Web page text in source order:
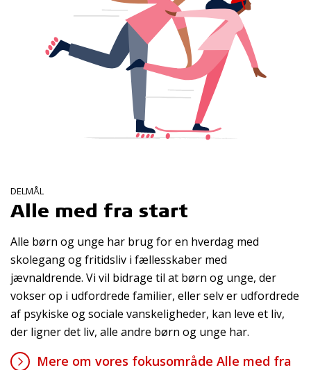
DELMÅL
Alle med fra start
Alle børn og unge har brug for en hverdag med
skolegang og fritidsliv i fællesskaber med
jævnaldrende. Vi vil bidrage til at børn og unge, der
vokser op i udfordrede familier, eller selv er udfordrede
af psykiske og sociale vanskeligheder, kan leve et liv,
der ligner det liv, alle andre børn og unge har.
Mere om vores fokusområde Alle med fra